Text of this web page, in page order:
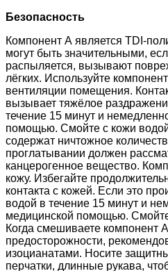
Безопасность
Компонент А является TDI-
могут быть значительными,
распыляется, вызывают
лёгких. Используйте
вентиляции помещения.
вызывает тяжёлое
течение 15 минут и
помощью. Смойте с кожи
содержат ничтожное
проглатывании должен
канцерогенное вещество.
кожу. Избегайте
контакта с кожей. Если это
водой в течение 15 минут и
медицинской помощью.
Когда смешиваете компонент
предосторожности,
изоцианатами. Носите
перчатки, длинные рукава,